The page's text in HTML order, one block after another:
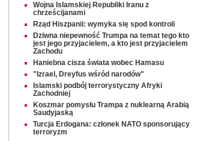
Wojna Islamskiej Republiki Iranu z
chrześcijanami
Rząd Hiszpanii: wymyka się spod kontroli
Dziwna niepewność Trumpa na temat tego kto
jest jego przyjacielem, a kto jest przyjacielem
Zachodu
Haniebna cisza świata wobec Hamasu
"Izrael, Dreyfus wśród narodów"
Islamski podbój terrorystyczny Afryki
Zachodniej
Koszmar pomysłu Trampa z nuklearną Arabią
Saudyjaską
Turcja Erdogana: członek NATO sponsorujący
terroryzm